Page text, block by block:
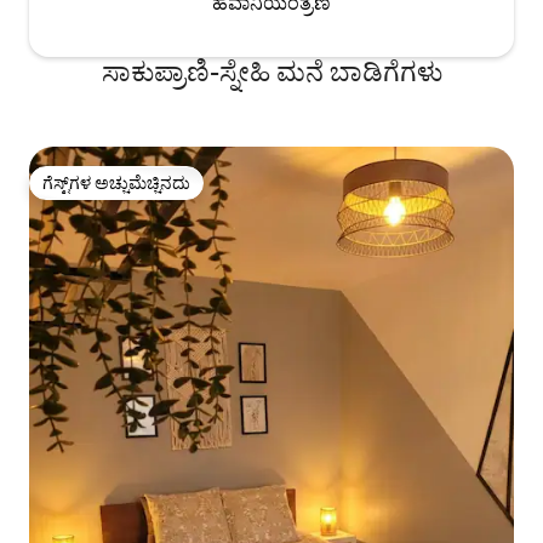
ಸಾಕುಪ್ರಾಣಿ-ಸ್ನೇಹಿ ಮನೆ ಬಾಡಿಗೆಗಳು
ಗೆಸ್ಟ್‌ಗಳ ಅಚ್ಚುಮೆಚ್ಚಿನದು
ಗೆಸ್ಟ್‌ಗಳ ಅಚ್ಚುಮೆಚ್ಚಿನದು